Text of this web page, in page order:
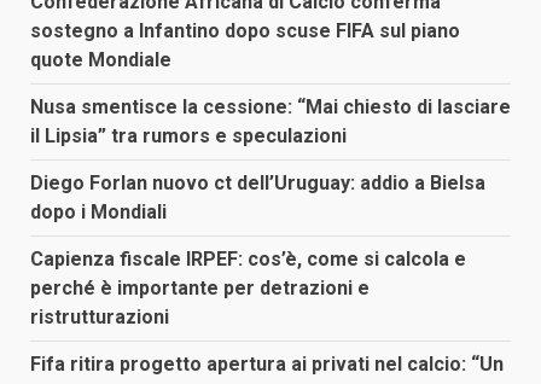
sostegno a Infantino dopo scuse FIFA sul piano
quote Mondiale
Nusa smentisce la cessione: “Mai chiesto di lasciare
il Lipsia” tra rumors e speculazioni
Diego Forlan nuovo ct dell’Uruguay: addio a Bielsa
dopo i Mondiali
Capienza fiscale IRPEF: cos’è, come si calcola e
perché è importante per detrazioni e
ristrutturazioni
Fifa ritira progetto apertura ai privati nel calcio: “Un